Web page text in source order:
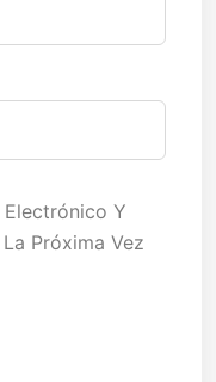
Y
Próxima Vez